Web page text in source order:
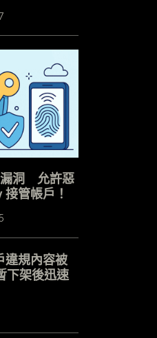
洞 允許惡
管帳戶！
違規內容被
下架後迅速